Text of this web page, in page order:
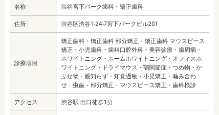
名称 渋谷宮下パーク歯科・矯正歯科
住所 渋谷区渋谷1-24-7宮下パークビル201
診療項目
矯正歯科・矯正歯科 部分矯正・矯正歯科 マウスピース
矯正・小児歯科・歯科口腔外科・美容診療・歯周病・
ホワイトニング・ホームホワイトニング・オフィスホ
ワイトニング・ドライマウス・顎関節症・つめ物・か
ぶせ物・親知らず・知覚過敏・小児矯正・噛み合わ
せ・虫歯・部分矯正・マウスピース矯正・歯科検診
アクセス 渋谷駅 出口徒歩1分